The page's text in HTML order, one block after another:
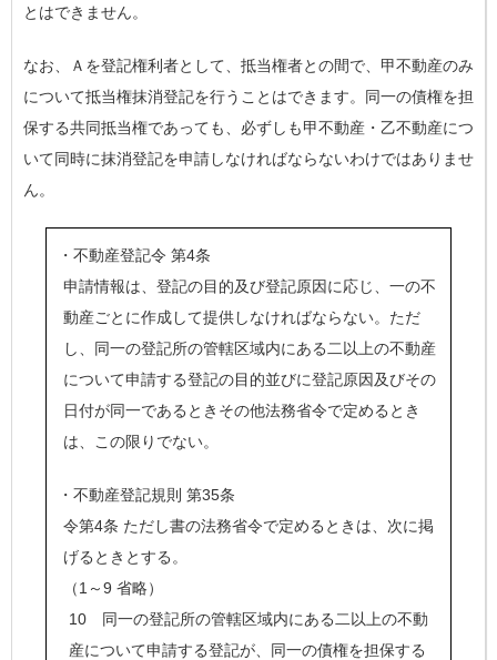
とはできません。
なお、Ａを登記権利者として、抵当権者との間で、甲不動産のみ
について抵当権抹消登記を行うことはできます。同一の債権を担
保する共同抵当権であっても、必ずしも甲不動産・乙不動産につ
いて同時に抹消登記を申請しなければならないわけではありませ
ん。
・不動産登記令 第4条
申請情報は、登記の目的及び登記原因に応じ、一の不
動産ごとに作成して提供しなければならない。ただ
し、同一の登記所の管轄区域内にある二以上の不動産
について申請する登記の目的並びに登記原因及びその
日付が同一であるときその他法務省令で定めるとき
は、この限りでない。
・不動産登記規則 第35条
令第4条 ただし書の法務省令で定めるときは、次に掲
げるときとする。
（1～9 省略）
10 同一の登記所の管轄区域内にある二以上の不動
産について申請する登記が、同一の債権を担保する